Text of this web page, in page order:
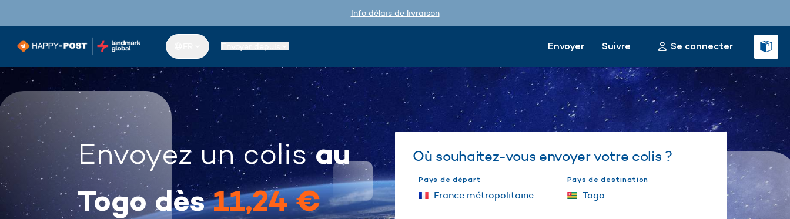
Info délais de livraison
Envoyer Suivre Se connecter
Envoyez un colisau
Togo dès11,24 €
Où souhaitez-vous envoyer votre colis ?
Pays de départ Pays de destination